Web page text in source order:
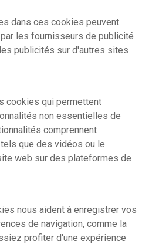
dans ces cookies peuvent
les fournisseurs de publicité
publicités sur d'autres sites
cookies qui permettent
non essentielles de
comprennent
que des vidéos ou le
web sur des plateformes de
nous aident à enregistrer vos
de navigation, comme la
profiter d'une expérience